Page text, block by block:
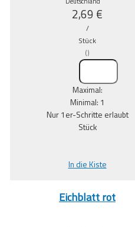
2,69 €
/
Stück
()
Maximal:
Minimal: 1
Nur 1 er-Schritte erlaubt
Stück
In die Kiste
Eichblatt rot